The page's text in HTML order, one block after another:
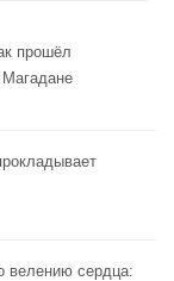
прошёл
велению сердца: